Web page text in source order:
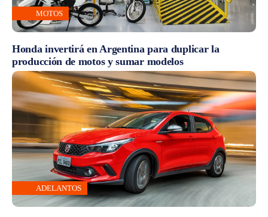
MOTOS
Honda invertirá en Argentina para duplicar la
producción de motos y sumar modelos
ADELANTOS